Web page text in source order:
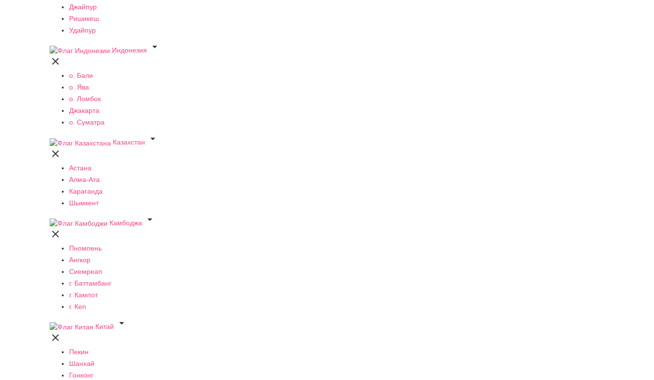
Джайпур
Ришикеш
Удайпур
Индонезия


о. Бали
о. Ява
о. Ломбок
Джакарта
о. Суматра
Казахстан


Астана
Алма-Ата
Караганда
Шымкент
Камбоджа


Пномпень
Ангкор
Сиемреап
г. Баттамбанг
г. Кампот
г. Кеп
Китай


Пекин
Шанхай
Гонконг